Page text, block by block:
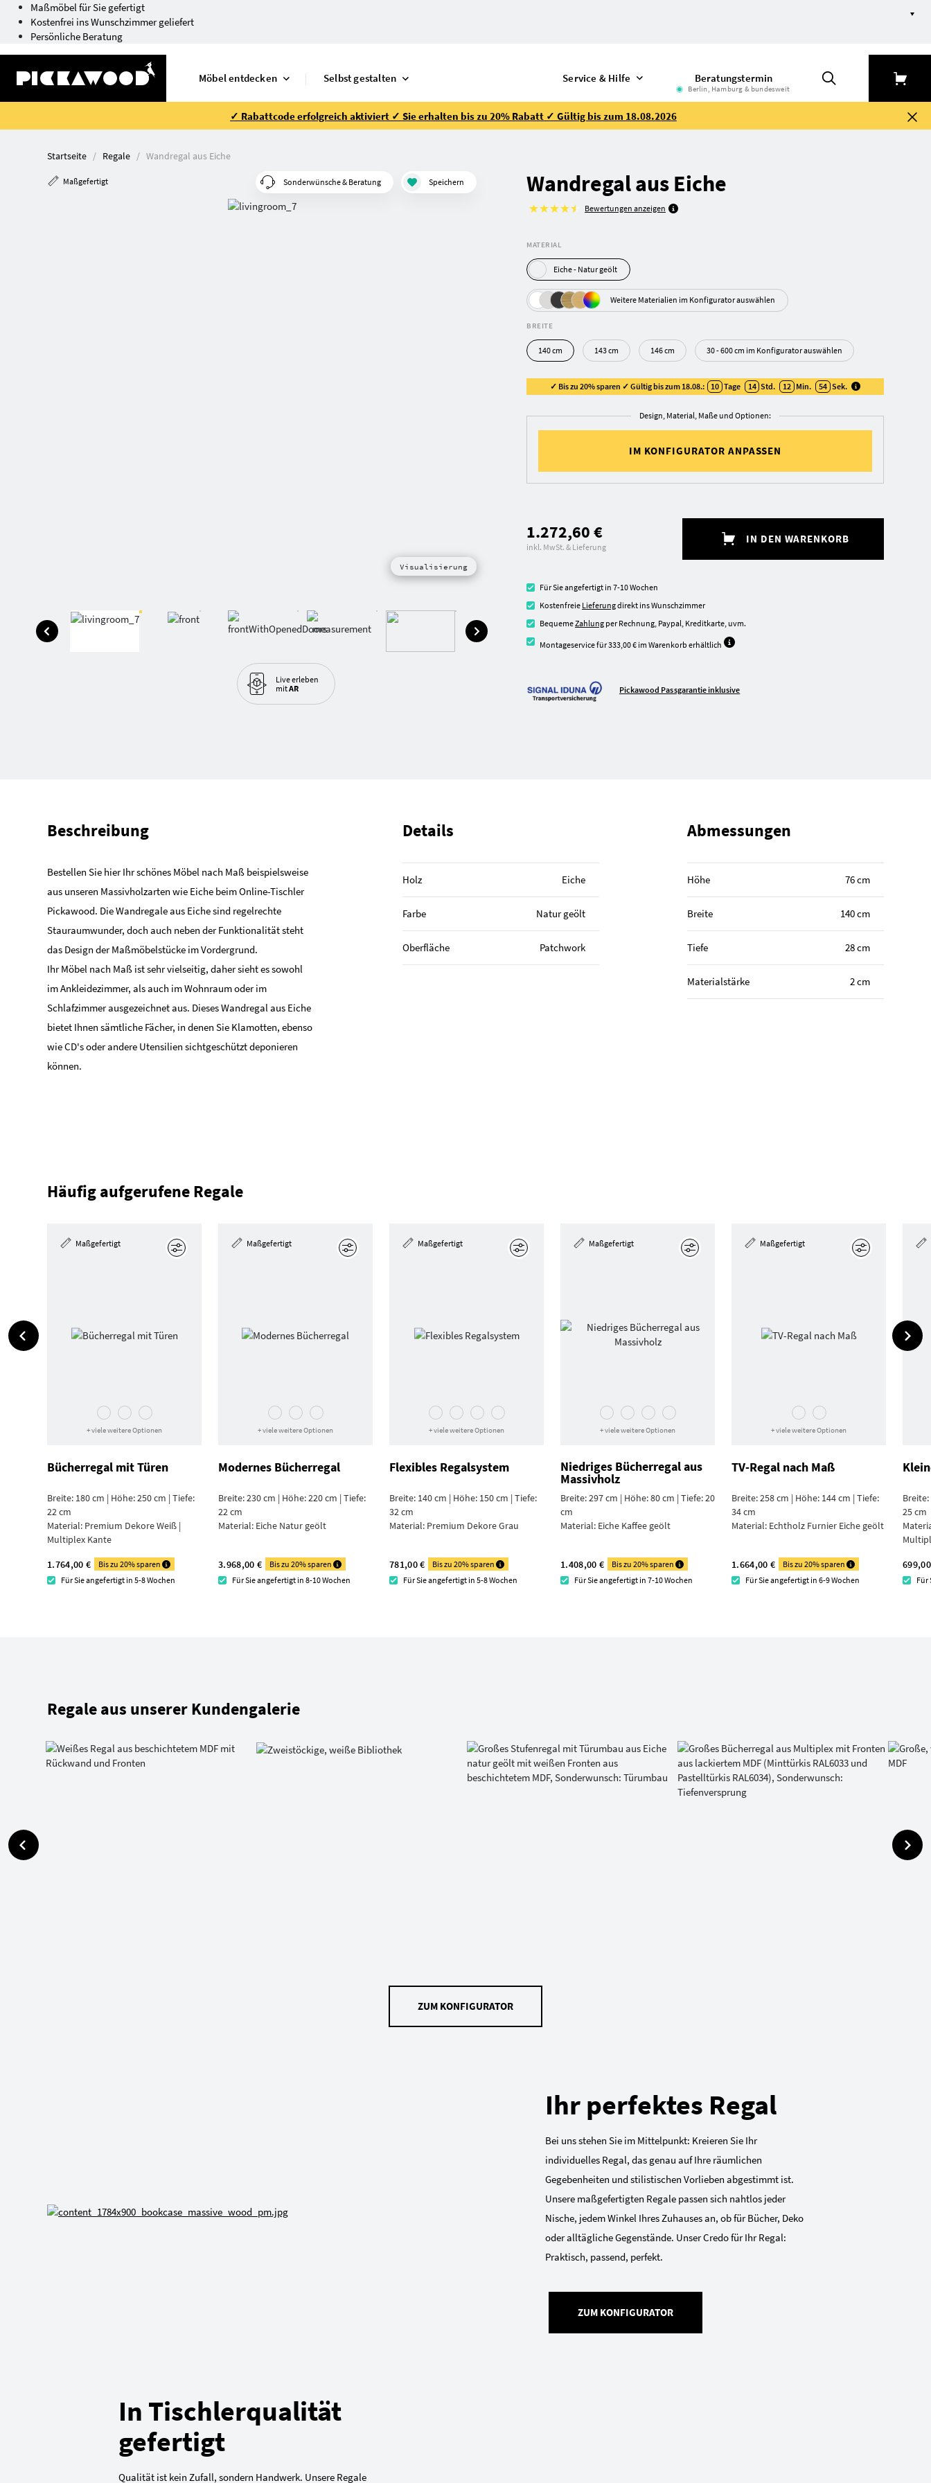
Maßmöbel für Sie gefertigt
Kostenfrei ins Wunschzimmer geliefert
Persönliche Beratung
Möbel entdecken Selbst gestalten Service & Hilfe Beratungstermin
Berlin, Hamburg & bundesweit
✓ Rabattcode erfolgreich aktiviert ✓ Sie erhalten bis zu 20% Rabatt ✓ Gültig bis zum 18.08.2026
Startseite Regale Wandregal aus Eiche
Maßgefertigt Sonderwünsche & Beratung Speichern
Visualisierung
Live erleben
mitAR
Wandregal aus Eiche
Bewertungen anzeigen
MATERIAL
Eiche - Natur geölt
Weitere Materialien im Konfigurator auswählen
BREITE
140 cm 143 cm 146 cm 30 - 600 cm im Konfigurator auswählen
✓ Bis zu 20% sparen ✓ Gültig bis zum 18.08.: 10 Tage 14 Std. 12 Min. 53 Sek.
Design, Material, Maße und Optionen:
IM KONFIGURATOR ANPASSEN
1.272,60 €
inkl. MwSt. & Lieferung
IN DEN WARENKORB
Für Sie angefertigt in 7-10 Wochen
Kostenfreie Lieferungdirekt ins Wunschzimmer
BequemeZahlung per Rechnung, Paypal, Kreditkarte, uvm.
Montageservice für 333,00 € im Warenkorb erhältlich
Pickawood Passgarantie inklusive
Beschreibung
Bestellen Sie hier Ihr schönes Möbel nach Maß beispielsweise
aus unseren Massivholzarten wie Eiche beim Online-Tischler
Pickawood. Die Wandregale aus Eiche sind regelrechte
Stauraumwunder, doch auch neben der Funktionalität steht
das Design der Maßmöbelstücke im Vordergrund.
Ihr Möbel nach Maß ist sehr vielseitig, daher sieht es sowohl
im Ankleidezimmer, als auch im Wohnraum oder im
Schlafzimmer ausgezeichnet aus. Dieses Wandregal aus Eiche
bietet Ihnen sämtliche Fächer, in denen Sie Klamotten, ebenso
wie CD's oder andere Utensilien sichtgeschützt deponieren
können.
Details
Holz Eiche
Farbe Natur geölt
Oberfläche Patchwork
Abmessungen
Höhe 76 cm
Breite 140 cm
Tiefe 28 cm
Materialstärke 2 cm
Häufig aufgerufene Regale
Maßgefertigt
+ viele weitere Optionen
Bücherregal mit Türen
Breite: 180 cm | Höhe: 250 cm | Tiefe:
22 cm
Material: Premium Dekore Weiß |
Multiplex Kante
1.764,00 €
Bis zu 20% sparen
Für Sie angefertigt in 5-8 Wochen
Maßgefertigt
+ viele weitere Optionen
Modernes Bücherregal
Breite: 230 cm | Höhe: 220 cm | Tiefe:
22 cm
Material: Eiche Natur geölt
3.968,00 €
Bis zu 20% sparen
Für Sie angefertigt in 8-10 Wochen
Maßgefertigt
+ viele weitere Optionen
Flexibles Regalsystem
Breite: 140 cm | Höhe: 150 cm | Tiefe:
32 cm
Material: Premium Dekore Grau
781,00 €
Bis zu 20% sparen
Für Sie angefertigt in 5-8 Wochen
Maßgefertigt
+ viele weitere Optionen
Niedriges Bücherregal aus
Massivholz
Breite: 297 cm | Höhe: 80 cm | Tiefe: 20
cm
Material: Eiche Kaffee geölt
1.408,00 €
Bis zu 20% sparen
Für Sie angefertigt in 7-10 Wochen
Maßgefertigt
+ viele weitere Optionen
TV-Regal nach Maß
Breite: 258 cm | Höhe: 144 cm | Tiefe:
34 cm
Material: Echtholz Furnier Eiche geölt
1.664,00 €
Bis zu 20% sparen
Für Sie angefertigt in 6-9 Wochen
Breite:
25 cm
Für
Regale aus unserer Kundengalerie
ZUM KONFIGURATOR
Ihr perfektes Regal
Bei uns stehen Sie im Mittelpunkt: Kreieren Sie Ihr
individuelles Regal, das genau auf Ihre räumlichen
Gegebenheiten und stilistischen Vorlieben abgestimmt ist.
Unsere maßgefertigten Regale passen sich nahtlos jeder
Nische, jedem Winkel Ihres Zuhauses an, ob für Bücher, Deko
oder alltägliche Gegenstände. Unser Credo für Ihr Regal:
Praktisch, passend, perfekt.
ZUM KONFIGURATOR
In Tischlerqualität
gefertigt
Qualität ist kein Zufall, sondern Handwerk. Unsere Regale